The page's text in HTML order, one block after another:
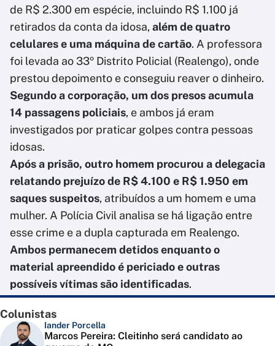
de R$ 2.300 em espécie, incluindo R$ 1.100 já
retirados da conta da idosa, além de quatro
celulares e uma máquina de cartão. A professora
foi levada ao 33º Distrito Policial (Realengo), onde
prestou depoimento e conseguiu reaver o dinheiro.
Segundo a corporação, um dos presos acumula
14 passagens policiais, e ambos já eram
investigados por praticar golpes contra pessoas
idosas.
Após a prisão, outro homem procurou a delegacia
relatando prejuízo de R$ 4.100 e R$ 1.950 em
saques suspeitos, atribuídos a um homem e uma
mulher. A Polícia Civil analisa se há ligação entre
esse crime e a dupla capturada em Realengo.
Ambos permanecem detidos enquanto o
material apreendido é periciado e outras
possíveis vítimas são identificadas.
Colunistas
Iander Porcella
Marcos Pereira: Cleitinho será candidato ao